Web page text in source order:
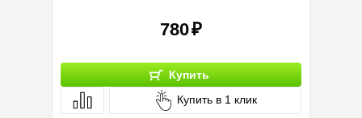
780
Купить
Купить в 1 клик